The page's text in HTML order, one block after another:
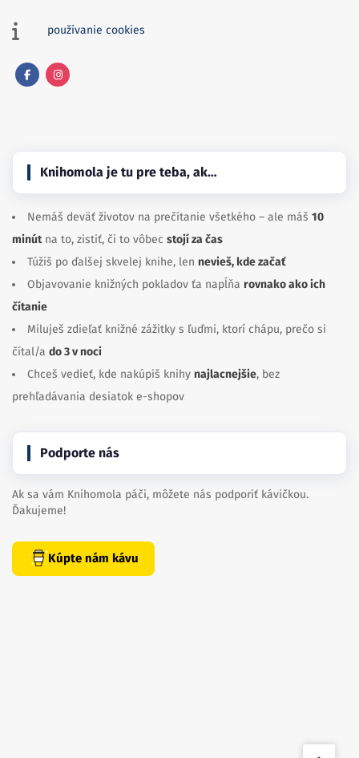
používanie cookies
Knihomola je tu pre teba, ak…
Nemáš deväť životov na prečítanie všetkého – ale máš 10
minútna to, zistiť, či to vôbec stojí za čas
Túžiš po ďalšej skvelej knihe, len nevieš, kde začať
Objavovanie knižných pokladov ťa napĺňa rovnako ako ich
čítanie
Miluješ zdieľať knižné zážitky s ľuďmi, ktorí chápu, prečo si
čítal/a do 3 v noci
Chceš vedieť, kde nakúpiš knihy najlacnejšie, bez
prehľadávania desiatok e-shopov
Podporte nás
Ak sa vám Knihomola páči, môžete nás podporiť kávičkou.
Ďakujeme!
Kúpte nám kávu